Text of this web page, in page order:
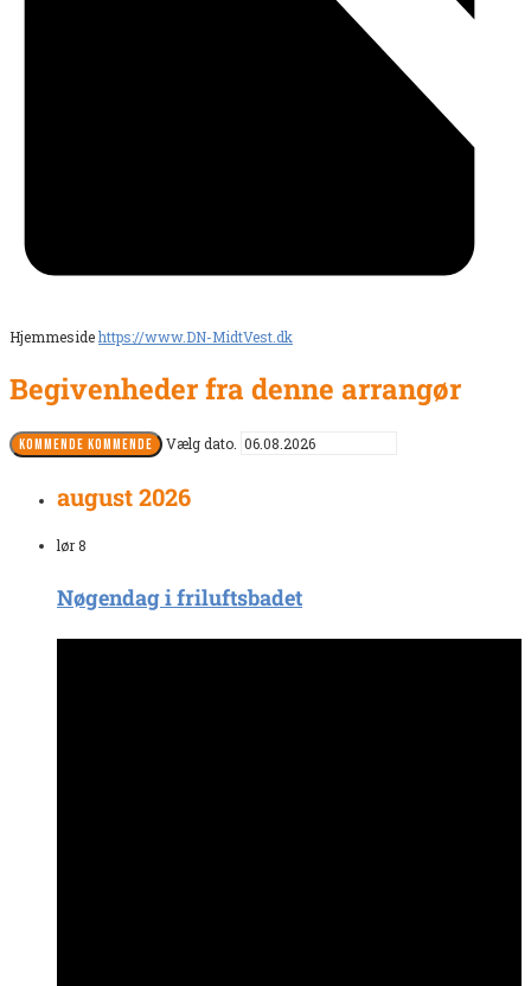
Hjemmesidehttps://www.DN-MidtVest.dk
Begivenheder fra denne arrangør
KOMMENDE KOMMENDE Vælg dato.
august 2026
lør8
Nøgendag i friluftsbadet